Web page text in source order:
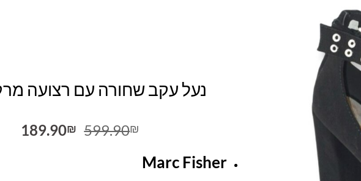
wishlist
נעל עקב שחורה עם רצועה
599.90₪
המחיר
189.90₪
Marc Fisher